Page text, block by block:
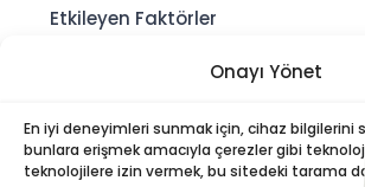
Onayı Yönet
En iyi deneyimleri sunmak için, cihaz bilgilerini
bunlara erişmek amacıyla çerezler gibi
teknolojilere izin vermek, bu sitedeki tarama
Etkileyen Faktörler
Polis Karakolları: Güvenli, Entegre
Edilebilir Kamu Güvenliği Yapıları